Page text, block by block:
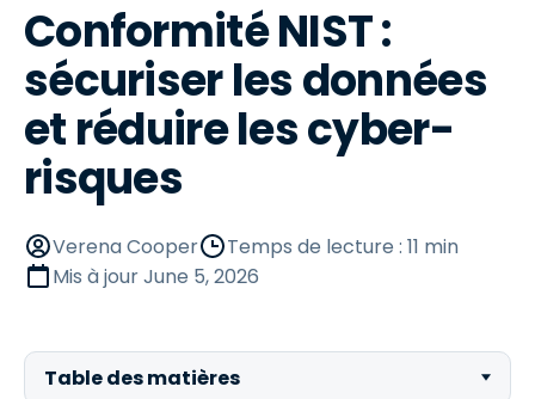
Conformité NIST :
sécuriser les données
et réduire les cyber-
risques
Verena Cooper
Temps de lecture : 11 min
Mis à jourJune 5, 2026
Table des matières